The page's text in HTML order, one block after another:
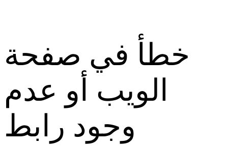
خطأ في صفحة
الويب أو عدم
وجود رابط